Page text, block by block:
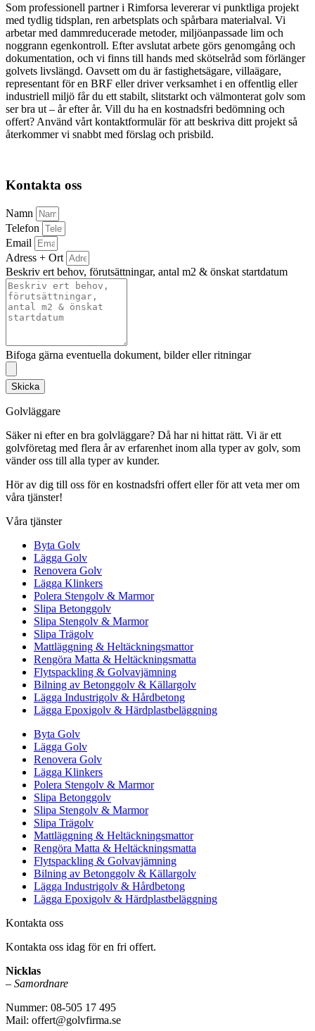
Som professionell partner i Rimforsa levererar vi punktliga projekt
med tydlig tidsplan, ren arbetsplats och spårbara materialval. Vi
arbetar med dammreducerade metoder, miljöanpassade lim och
noggrann egenkontroll. Efter avslutat arbete görs genomgång och
dokumentation, och vi finns till hands med skötselråd som förlänger
golvets livslängd. Oavsett om du är fastighetsägare, villaägare,
representant för en BRF eller driver verksamhet i en offentlig eller
industriell miljö får du ett stabilt, slitstarkt och välmonterat golv som
ser bra ut – år efter år. Vill du ha en kostnadsfri bedömning och
offert? Använd vårt kontaktformulär för att beskriva ditt projekt så
återkommer vi snabbt med förslag och prisbild.
Kontakta oss
Namn
Telefon
Email
Adress + Ort
Beskriv ert behov, förutsättningar, antal m2 & önskat startdatum
Bifoga gärna eventuella dokument, bilder eller ritningar
Skicka
Golvläggare
Säker ni efter en bra golvläggare? Då har ni hittat rätt. Vi är ett
golvföretag med flera år av erfarenhet inom alla typer av golv, som
vänder oss till alla typer av kunder.
Hör av dig till oss för en kostnadsfri offert eller för att veta mer om
våra tjänster!
Våra tjänster
Byta Golv
Lägga Golv
Renovera Golv
Lägga Klinkers
Polera Stengolv & Marmor
Slipa Betonggolv
Slipa Stengolv & Marmor
Slipa Trägolv
Mattläggning & Heltäckningsmattor
Rengöra Matta & Heltäckningsmatta
Flytspackling & Golvavjämning
Bilning av Betonggolv & Källargolv
Lägga Industrigolv & Hårdbetong
Lägga Epoxigolv & Härdplastbeläggning
Byta Golv
Lägga Golv
Renovera Golv
Lägga Klinkers
Polera Stengolv & Marmor
Slipa Betonggolv
Slipa Stengolv & Marmor
Slipa Trägolv
Mattläggning & Heltäckningsmattor
Rengöra Matta & Heltäckningsmatta
Flytspackling & Golvavjämning
Bilning av Betonggolv & Källargolv
Lägga Industrigolv & Hårdbetong
Lägga Epoxigolv & Härdplastbeläggning
Kontakta oss
Kontakta oss idag för en fri offert.
Nicklas
– Samordnare
Nummer: 08-505 17 495
Mail: offert@golvfirma.se